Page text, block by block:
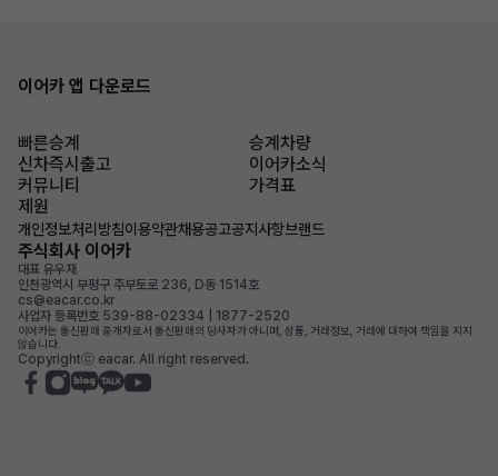
이어카 앱 다운로드
빠른승계
승계차량
신차즉시출고
이어카소식
커뮤니티
가격표
제원
개인정보처리방침이용약관채용공고공지사항브랜드
주식회사 이어카
대표 유우재
인천광역시 부평구 주부토로 236, D동 1514호
cs@eacar.co.kr
사업자 등록번호 539-88-02334 | 1877-2520
이어카는 통신판매 중개자로서 통신판매의 당사자가 아니며, 상품, 거래정보, 거래에 대하여 책임을 지지
않습니다.
Copyrightⓒ eacar. All right reserved.